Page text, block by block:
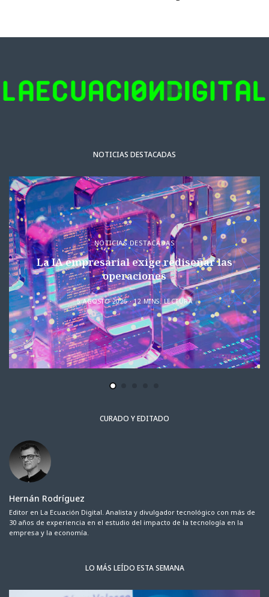
NOTICIAS DESTACADAS
NOTICIAS DESTACADAS
La IA empresarial exige rediseñar las
operaciones
5 AGOSTO 2026 12 MINS. LECTURA
CURADO Y EDITADO
Hernán Rodríguez
Editor en La Ecuación Digital. Analista y divulgador tecnológico con más de
30 años de experiencia en el estudio del impacto de la tecnología en la
empresa y la economía.
LO MÁS LEÍDO ESTA SEMANA